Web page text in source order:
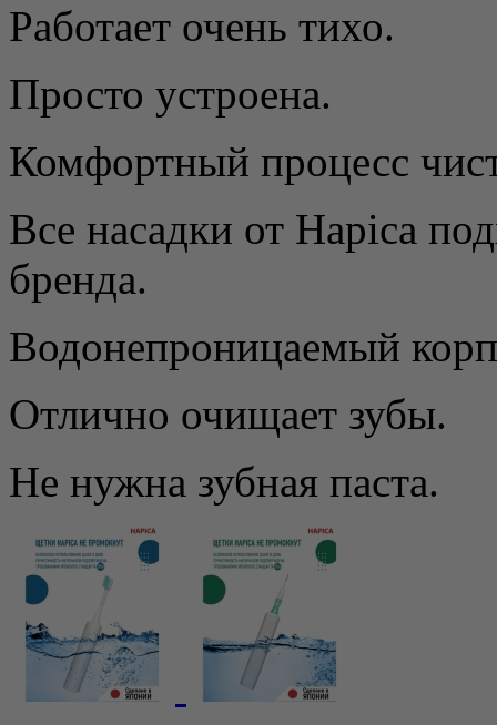
Работает очень тихо.
Просто устроена.
Комфортный процесс
Все насадки от Hapica
бренда.
Водонепроницаемый
Отлично очищает зубы.
Не нужна зубная паста.